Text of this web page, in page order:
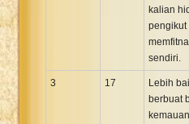
kalian
pengikut
sendiri.
3 17
Lebih
berbuat